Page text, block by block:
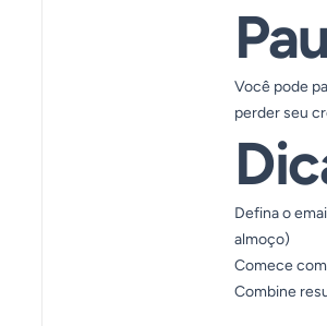
Você pode
perder seu
Defina o
almoço)
Comece
Combine